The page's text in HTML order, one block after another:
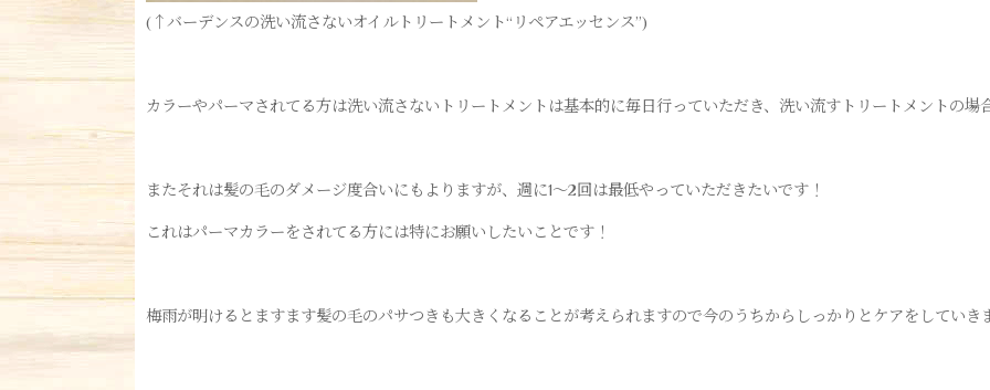
(↑バーデンスの洗い流さないオイルトリートメント“リペアエッセンス”)
カラーやパーマされてる方は洗い流さないトリートメントは基本的に毎日行っていただき、洗い流すトリートメントの
またそれは髪の毛のダメージ度合いにもよりますが、週に1〜2回は最低やっていただきたいです！
これはパーマカラーをされてる方には特にお願いしたいことです！
梅雨が明けるとますます髪の毛のパサつきも大きくなることが考えられますので今のうちからしっかりとケアをしていき